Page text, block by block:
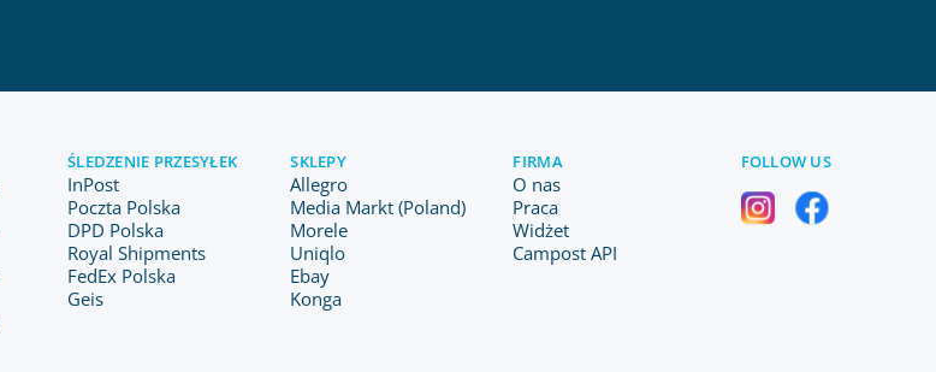
ŚLEDZENIE PRZESYŁEK
InPost
Poczta Polska
DPD Polska
Royal Shipments
FedEx Polska
Geis
SKLEPY
Allegro
Media Markt (Poland)
Morele
Uniqlo
Ebay
Konga
FIRMA
O nas
Praca
Widżet
Campost API
FOLLOW US